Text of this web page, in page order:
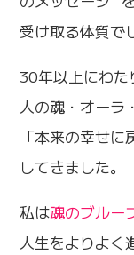
受け取る体質で
30年以上にわた
人の魂・オーラ
「本来の幸せ
してきました。
私は魂のブルー
人生をよりよく